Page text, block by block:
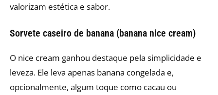
valorizam estética e sabor.
Sorvete caseiro de banana (banana nice cream)
O nice cream ganhou destaque pela simplicidade e
leveza. Ele leva apenas banana congelada e,
opcionalmente, algum toque como cacau ou